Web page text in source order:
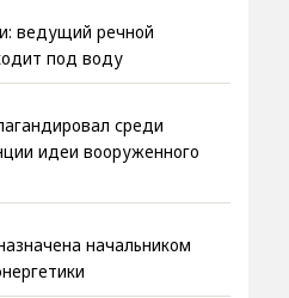
ведущий речной
под воду
среди
идеи вооруженного
начальником